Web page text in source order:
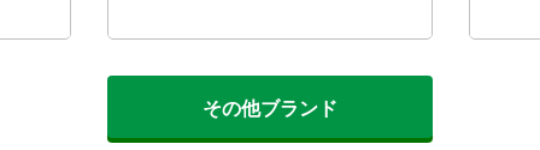
その他ブランド